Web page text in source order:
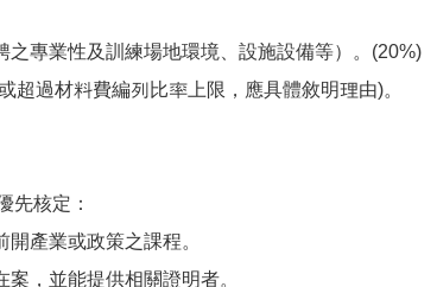
之專業性及訓練場地環境、設施設備等）。(20%)
超過材料費編列比率上限，應具體敘明理由)。
先核定：
產業或政策之課程。
，並能提供相關證明者。